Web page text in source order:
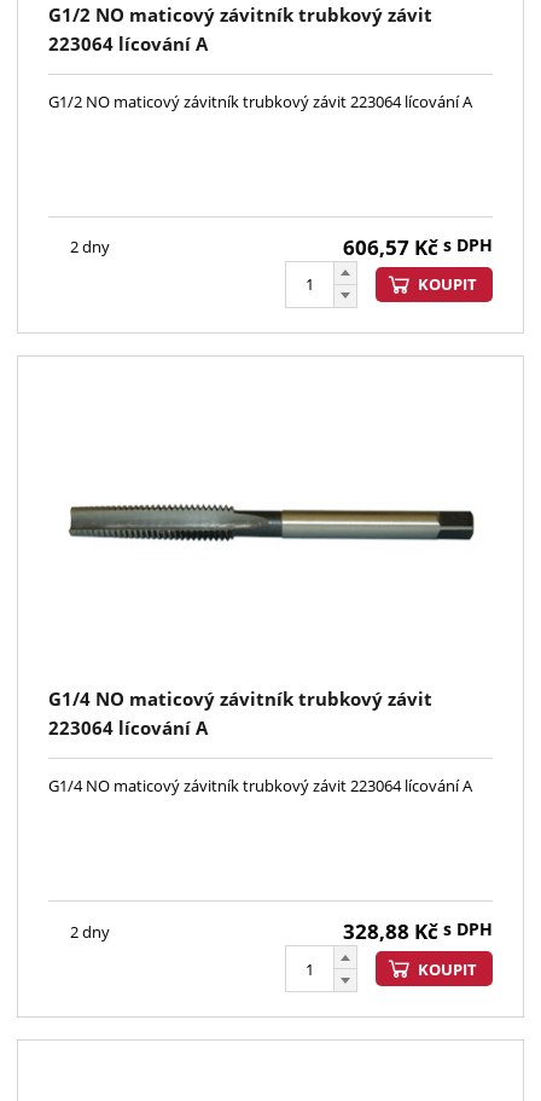
G1/2 NO maticový závitník trubkový závit
223064 lícování A
G1/2 NO maticový závitník trubkový závit 223064 lícování A
2 dny 606,57 Kč s DPH
KOUPIT
G1/4 NO maticový závitník trubkový závit
223064 lícování A
G1/4 NO maticový závitník trubkový závit 223064 lícování A
2 dny 328,88 Kč s DPH
KOUPIT